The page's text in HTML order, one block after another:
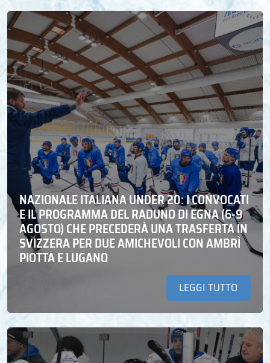
NAZIONALE ITALIANA UNDER 20: I CONVOCATI
E IL PROGRAMMA DEL RADUNO DI EGNA (6-9
AGOSTO) CHE PRECEDERÀ UNA TRASFERTA IN
SVIZZERA PER DUE AMICHEVOLI CON AMBRÌ
PIOTTA E LUGANO
LEGGI TUTTO